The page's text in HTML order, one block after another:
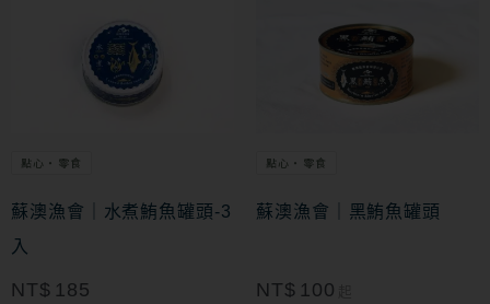
點心・零食
蘇澳漁會｜水煮鮪魚罐頭-3
入
NT$ 185
點心・零食
蘇澳漁會｜黑鮪魚罐頭
NT$ 100
款
可